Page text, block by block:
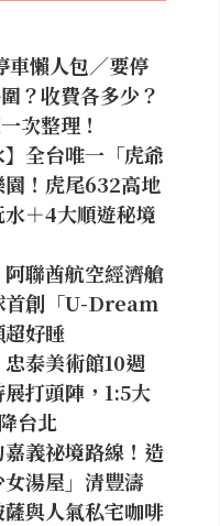
車懶人包／要停
？收費各多少？
次整理！
】全台唯一「虎爺
園！虎尾632高地
＋4大順遊秘境
聯酋航空經濟艙
首創「U-Dream
好睡
泰美術館10週
打頭陣，1:5大
台北
義祕境路線！造
湯屋」清豐濤
與人氣私宅咖啡